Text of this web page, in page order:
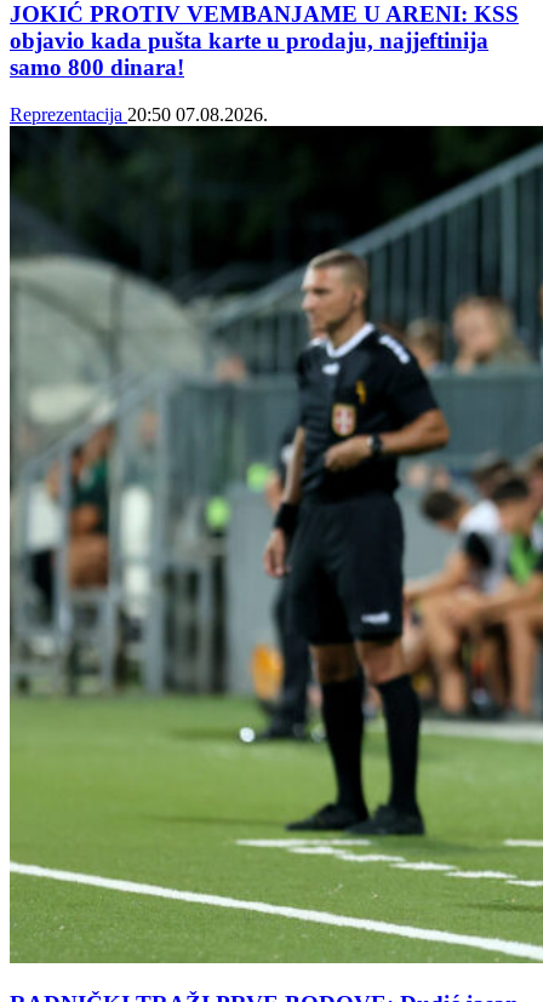
JOKIĆ PROTIV VEMBANJAME U ARENI: KSS
objavio kada pušta karte u prodaju, najjeftinija
samo 800 dinara!
Reprezentacija 20:50 07.08.2026.